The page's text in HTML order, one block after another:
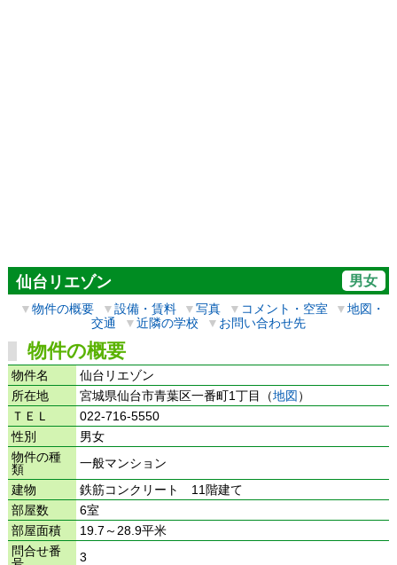
仙台リエゾン 男女
▼物件の概要 ▼設備・賃料 ▼写真 ▼ コメント・空室 ▼地図・
交通
▼近隣の学校 ▼ お問い合わせ先
物件の概要
物件名
仙台リエゾン
所在地
宮城県仙台市青葉区一番町1丁目（地図 ）
ＴＥＬ
022-716-5550
性別
男女
物件の種
類
一般マンション
建物
鉄筋コンクリート 11階建て
部屋数
6室
部屋面積
19.7～28.9平米
問合せ番
3